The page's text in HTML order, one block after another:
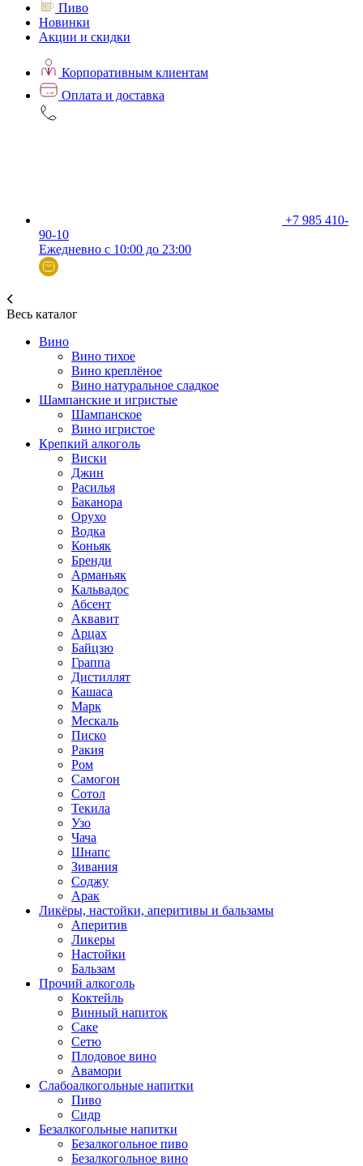
Пиво
Новинки
Акции и скидки
Корпоративным клиентам
Оплата и доставка
+7 985 410-
90-10
Ежедневно с 10:00 до 23:00
Весь каталог
Вино
Вино тихое
Вино креплёное
Вино натуральное сладкое
Шампанские и игристые
Шампанское
Вино игристое
Крепкий алкоголь
Виски
Джин
Расилья
Баканора
Орухо
Водка
Коньяк
Бренди
Арманьяк
Кальвадос
Абсент
Аквавит
Арцах
Байцзю
Граппа
Дистиллят
Кашаса
Марк
Мескаль
Писко
Ракия
Ром
Самогон
Сотол
Текила
Узо
Чача
Шнапс
Зивания
Соджу
Арак
Ликёры, настойки, аперитивы и бальзамы
Аперитив
Ликеры
Настойки
Бальзам
Прочий алкоголь
Коктейль
Винный напиток
Саке
Сетю
Плодовое вино
Авамори
Слабоалкогольные напитки
Пиво
Сидр
Безалкогольные напитки
Безалкогольное пиво
Безалкогольное вино